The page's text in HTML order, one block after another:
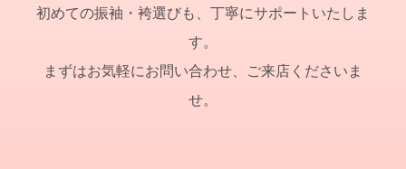
初めての振袖・袴選びも、丁寧にサポートいたしま
す。
まずはお気軽にお問い合わせ、ご来店くださいま
せ。